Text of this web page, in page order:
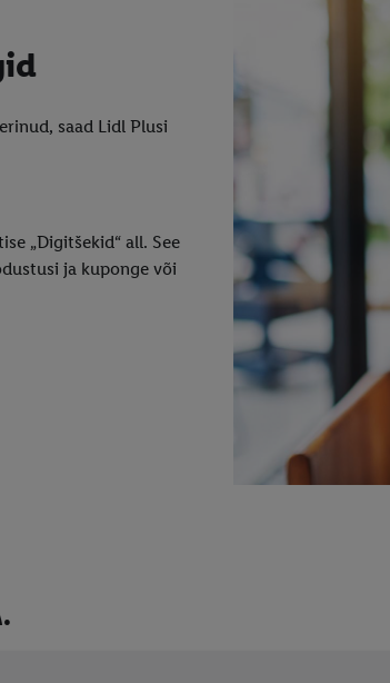
saad Lidl Plusi
„Digitšekid“ all. See
ja kuponge või